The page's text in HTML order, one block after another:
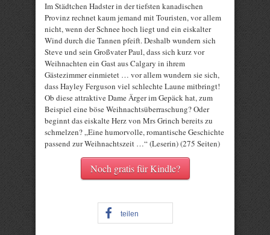
Im Städtchen Hadster in der tiefsten kanadischen
Provinz rechnet kaum jemand mit Touristen, vor allem
nicht, wenn der Schnee hoch liegt und ein eiskalter
Wind durch die Tannen pfeift. Deshalb wundern sich
Steve und sein Großvater Paul, dass sich kurz vor
Weihnachten ein Gast aus Calgary in ihrem
Gästezimmer einmietet … vor allem wundern sie sich,
dass Hayley Ferguson viel schlechte Laune mitbringt!
Ob diese attraktive Dame Ärger im Gepäck hat, zum
Beispiel eine böse Weihnachtsüberraschung? Oder
beginnt das eiskalte Herz von Mrs Grinch bereits zu
schmelzen? „Eine humorvolle, romantische Geschichte
passend zur Weihnachtszeit …“ (Leserin) (275 Seiten)
Noch gratis für Kindle?
teilen